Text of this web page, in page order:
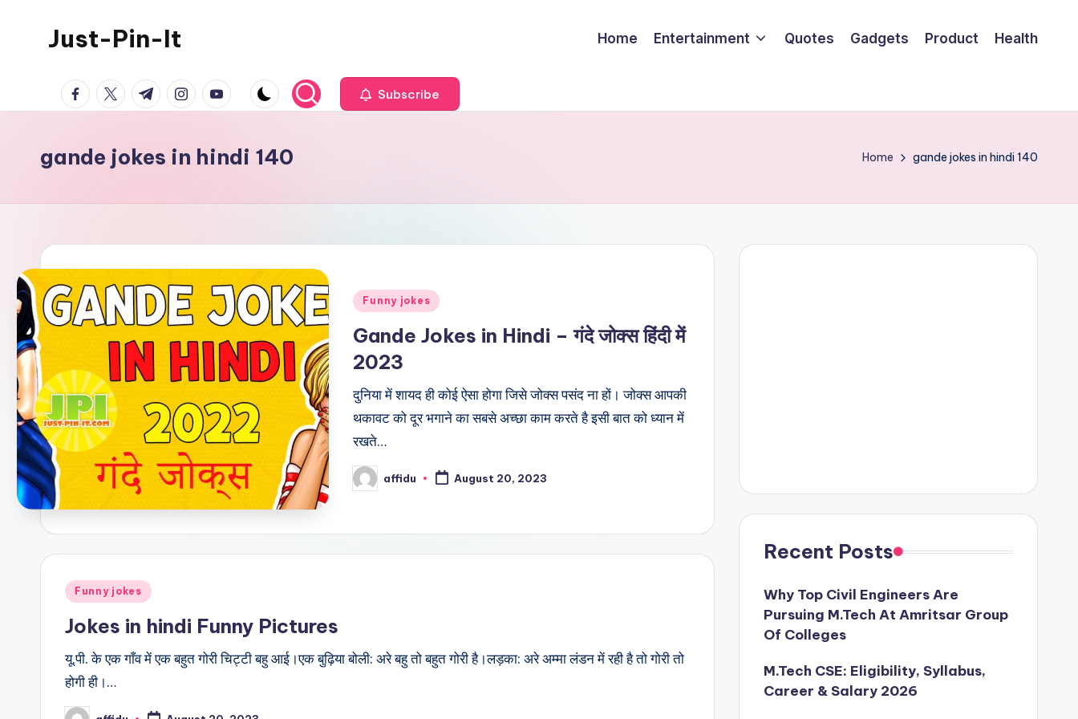
Just-Pin-It Home Entertainment Quotes Gadgets Product Health
facebook.com
twitter.com
t.me instagram.com
youtube.com Subscribe
gande jokes in hindi 140 Home gande jokes in hindi 140
Posted
Funny jokes
Gande Jokes in Hindi – गंदे जोक्स हिंदी में
2023
दुनिया में शायद ही कोई ऐसा होगा जिसे जोक्स पसंद ना हों। जोक्स आपकी
थकावट को दूर भगाने का सबसे अच्छा काम करते है इसी बात को ध्यान में
रखते…
Posted
by
affidu August 20, 2023
Posted
Funny jokes
Jokes in hindi Funny Pictures
यू.पी. के एक गाँव में एक बहुत गोरी चिट्टी बहु आई।एक बुढ़िया बोली: अरे बहु तो बहुत गोरी है।लड़का: अरे अम्मा लंडन में रही है तो गोरी तो
होगी ही।…
Recent Posts
Why Top Civil Engineers Are
Pursuing M.Tech At Amritsar Group
Of Colleges
M.Tech CSE: Eligibility, Syllabus,
Career & Salary 2026